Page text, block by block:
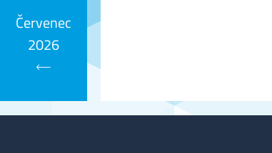
Červenec
2026